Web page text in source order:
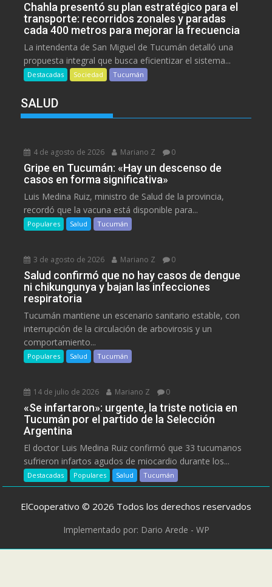
Chahla presentó su plan estratégico para el
transporte: recorridos zonales y paradas
cada 400 metros para mejorar la frecuencia
La intendenta de San Miguel de Tucumán detalló una
propuesta integral que busca eficientizar el sistema...
Destacadas Sociedad Tucumán
SALUD
4 de agosto de 2026 Mariano Z 0
Gripe en Tucumán: «Hay un descenso de
casos en forma significativa»
Luis Medina Ruiz, ministro de Salud de la provincia,
recordó que la vacuna está disponible para...
Populares Salud Tucumán
3 de agosto de 2026 Mariano Z 0
Salud confirmó que no hay casos de dengue
ni chikungunya y bajan las infecciones
respiratoria
Tucumán mantiene un escenario sanitario estable, con
interrupción de la circulación de arbovirosis y un
comportamiento...
Populares Salud Tucumán
14 de julio de 2026 Mariano Z 0
«Se infartaron»: urgente, la triste noticia en
Tucumán por el partido de la Selección
Argentina
El doctor Luis Medina Ruiz confirmó que 33 tucumanos
sufrieron infartos agudos de miocardio durante los...
Destacadas Populares Salud Tucumán
ElCooperativo © 2026 Todos los derechos reservados